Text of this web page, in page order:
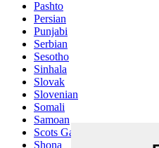
Pashto
Persian
Punjabi
Serbian
Sesotho
Sinhala
Slovak
Slovenian
Somali
Samoan
Scots Gaelic
Shona